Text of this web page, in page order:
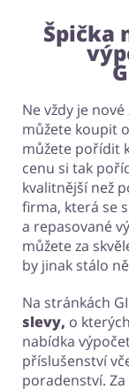
Špička
Ne vždy je
můžete koupit
můžete pořídit
cenu si tak
kvalitnější než
firma, která se
a repasované
můžete za
by jinak stálo
Na stránkách
slevy, o
nabídka
příslušenství
poradenství. Za